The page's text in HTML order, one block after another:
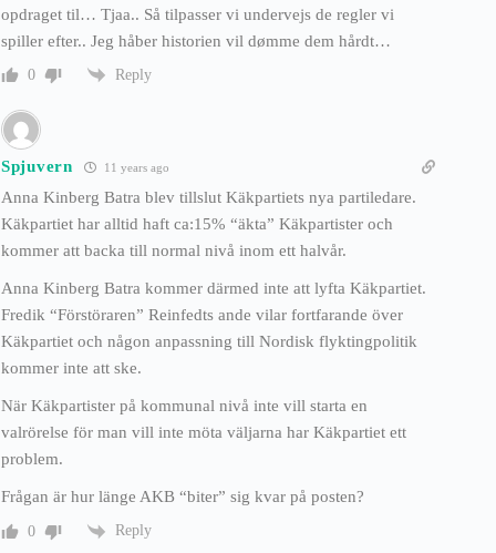
opdraget til… Tjaa.. Så tilpasser vi undervejs de regler vi
spiller efter.. Jeg håber historien vil dømme dem hårdt…
0 Reply
Spjuvern 11 years ago
Anna Kinberg Batra blev tillslut Käkpartiets nya partiledare.
Käkpartiet har alltid haft ca:15% “äkta” Käkpartister och
kommer att backa till normal nivå inom ett halvår.
Anna Kinberg Batra kommer därmed inte att lyfta Käkpartiet.
Fredik “Förstöraren” Reinfedts ande vilar fortfarande över
Käkpartiet och någon anpassning till Nordisk flyktingpolitik
kommer inte att ske.
När Käkpartister på kommunal nivå inte vill starta en
valrörelse för man vill inte möta väljarna har Käkpartiet ett
problem.
Frågan är hur länge AKB “biter” sig kvar på posten?
0 Reply